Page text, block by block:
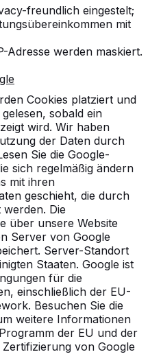
freundlich eingestelt;
mit
Adresse werden maskiert.
Cookies platziert und
sobald ein
wird. Wir haben
der Daten durch
Sie die Google-
sich regelmäßig ändern
mit ihren
geschieht, die durch
werden. Die
über unsere Website
Server von Google
Server-Standort
Staaten. Google ist
für die
einschließlich der EU-
Besuchen Sie die
weitere Informationen
der EU und der
von Google
hinzufügen
hinzufügen
Aufstellung in
geliefert.
Video ansehen
Großer Durchmesser
– hohe Stabilität! Diese